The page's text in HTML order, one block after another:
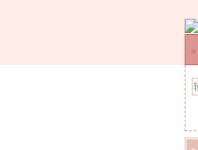
»